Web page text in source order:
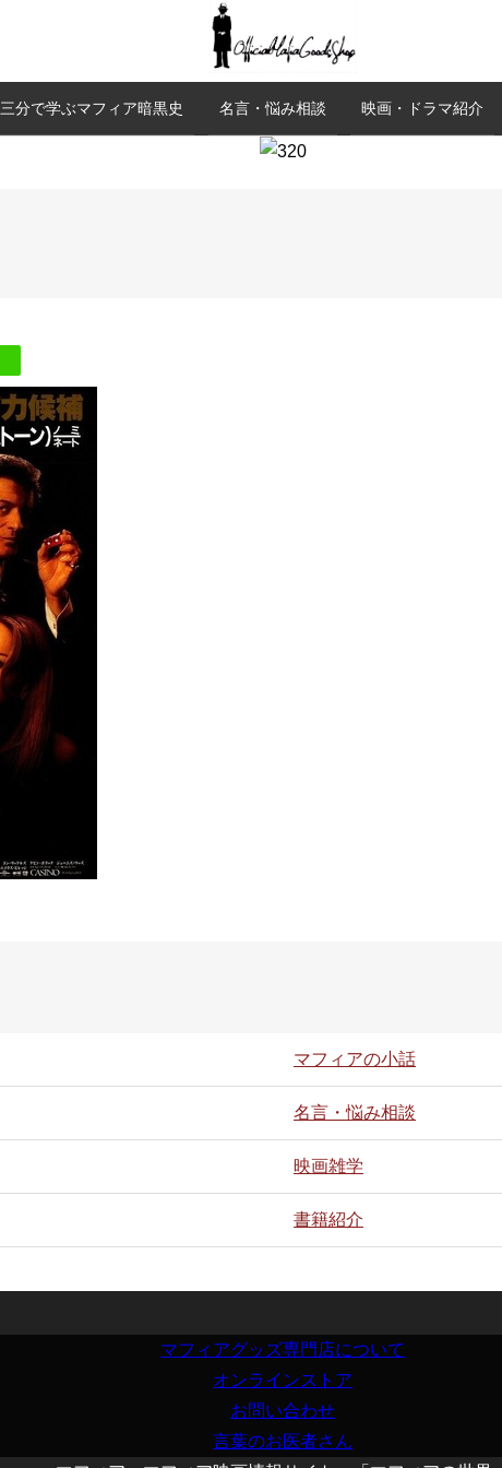
三分で学ぶマフィア暗黒史 名言・悩み相談 映画・ドラマ紹介
マフィアの小話
名言・悩み相談
映画雑学
書籍紹介
マフィアグッズ専門店について
オンラインストア
お問い合わせ
言葉のお医者さん